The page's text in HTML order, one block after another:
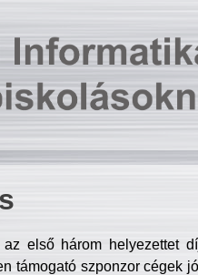
az első három helyezettet
támogató szponzor cégek